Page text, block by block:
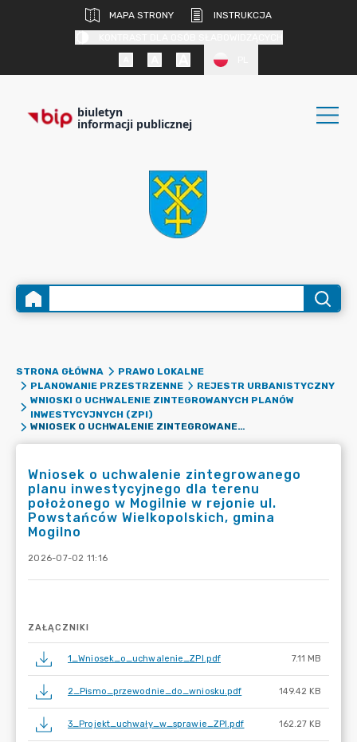
MAPA STRONY
INSTRUKCJA
biuletyn
informacji publicznej
STRONA GŁÓWNA
PRAWO LOKALNE
PLANOWANIE PRZESTRZENNE
REJESTR URBANISTYCZNY
WNIOSKI O UCHWALENIE ZINTEGROWANYCH PLANÓW
INWESTYCYJNYCH (ZPI)
WNIOSEK O UCHWALENIE ZINTEGROWANEGO PLANU INWESTYCYJNEGO DLA TERENU POŁOŻONEGO W MOGILNIE W REJONIE UL. POWSTAŃCÓW WIELKOPOLSKICH, GMINA MOGILNO
Wniosek o uchwalenie zintegrowanego
planu inwestycyjnego dla terenu
położonego w Mogilnie w rejonie ul.
Powstańców Wielkopolskich, gmina
Mogilno
2026-07-02 11:16
ZAŁĄCZNIKI
1_Wniosek_o_uchwalenie_ZPI.pdf 7.11 MB
2_Pismo_przewodnie_do_wniosku.pdf 149.42 KB
3_Projekt_uchwały_w_sprawie_ZPI.pdf 162.27 KB